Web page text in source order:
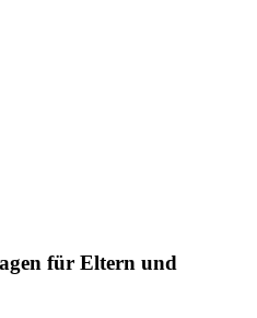
für Eltern und